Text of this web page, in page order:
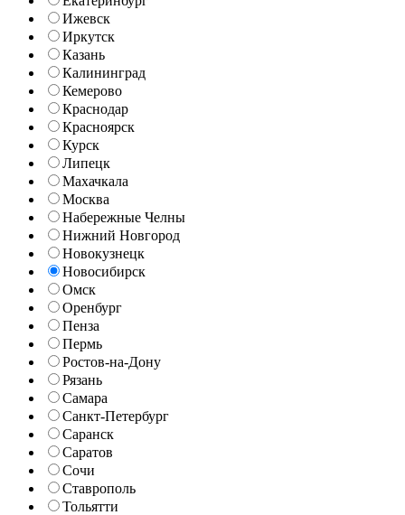
Ижевск
Иркутск
Казань
Калининград
Кемерово
Краснодар
Красноярск
Курск
Липецк
Махачкала
Москва
Набережные Челны
Нижний Новгород
Новокузнецк
Новосибирск
Омск
Оренбург
Пенза
Пермь
Ростов-на-Дону
Рязань
Самара
Санкт-Петербург
Саранск
Саратов
Сочи
Ставрополь
Тольятти